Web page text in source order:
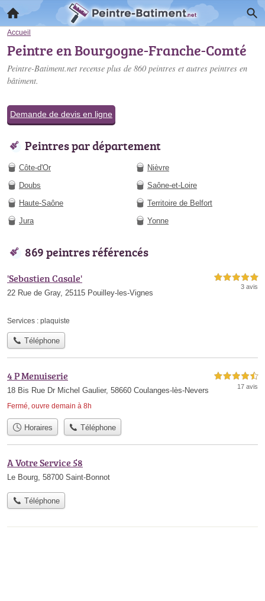
Accueil
Peintre en Bourgogne-Franche-Comté
Peintre-Batiment.net recense plus de 860 peintres et autres peintres en
bâtiment.
Demande de devis en ligne
Peintres par département
Côte-d'Or
Doubs
Haute-Saône
Jura
Nièvre
Saône-et-Loire
Territoire de Belfort
Yonne
869 peintres référencés
'Sebastien Casale'
22 Rue de Gray, 25115 Pouilley-les-Vignes
5,0 étoiles sur 5
3 avis
Services : plaquiste
Téléphone
4 P Menuiserie
18 Bis Rue Dr Michel Gaulier, 58660 Coulanges-lès-Nevers
Fermé, ouvre demain à 8h
4,5 étoiles sur 5
17 avis
Horaires Téléphone
A Votre Service 58
Le Bourg, 58700 Saint-Bonnot
Téléphone